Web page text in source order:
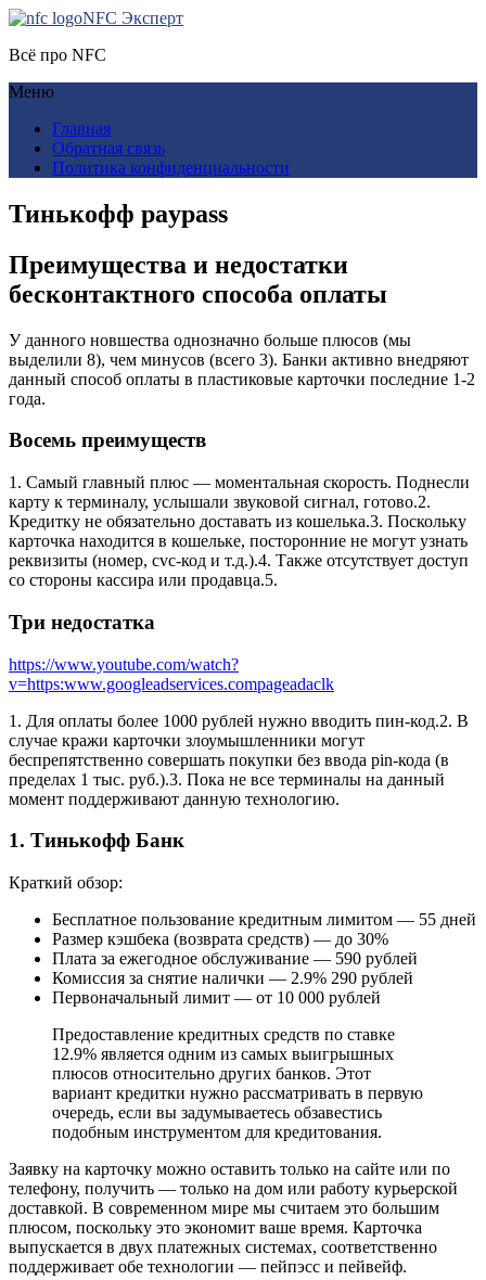
NFC Эксперт
Всё про NFC
Меню
Главная
Обратная связь
Политика конфиденциальности
Тинькофф paypass
Преимущества и недостатки
бесконтактного способа оплаты
У данного новшества однозначно больше плюсов (мы
выделили 8), чем минусов (всего 3). Банки активно внедряют
данный способ оплаты в пластиковые карточки последние 1-2
года.
Восемь преимуществ
1. Самый главный плюс — моментальная скорость. Поднесли
карту к терминалу, услышали звуковой сигнал, готово.2.
Кредитку не обязательно доставать из кошелька.3. Поскольку
карточка находится в кошельке, посторонние не могут узнать
реквизиты (номер, сvc-код и т.д.).4. Также отсутствует доступ
со стороны кассира или продавца.5.
Три недостатка
https://www.youtube.com/watch?
v=https:www.googleadservices.compageadaclk
1. Для оплаты более 1000 рублей нужно вводить пин-код.2. В
случае кражи карточки злоумышленники могут
беспрепятственно совершать покупки без ввода pin-кода (в
пределах 1 тыс. руб.).3. Пока не все терминалы на данный
момент поддерживают данную технологию.
1. Тинькофф Банк
Краткий обзор:
Бесплатное пользование кредитным лимитом — 55 дней
Размер кэшбека (возврата средств) — до 30%
Плата за ежегодное обслуживание — 590 рублей
Комиссия за снятие налички — 2.9% 290 рублей
Первоначальный лимит — от 10 000 рублей
Предоставление кредитных средств по ставке
12.9% является одним из самых выигрышных
плюсов относительно других банков. Этот
вариант кредитки нужно рассматривать в первую
очередь, если вы задумываетесь обзавестись
подобным инструментом для кредитования.
Заявку на карточку можно оставить только на сайте или по
телефону, получить — только на дом или работу курьерской
доставкой. В современном мире мы считаем это большим
плюсом, поскольку это экономит ваше время. Карточка
выпускается в двух платежных системах, соответственно
поддерживает обе технологии — пейпэсс и пейвейф.